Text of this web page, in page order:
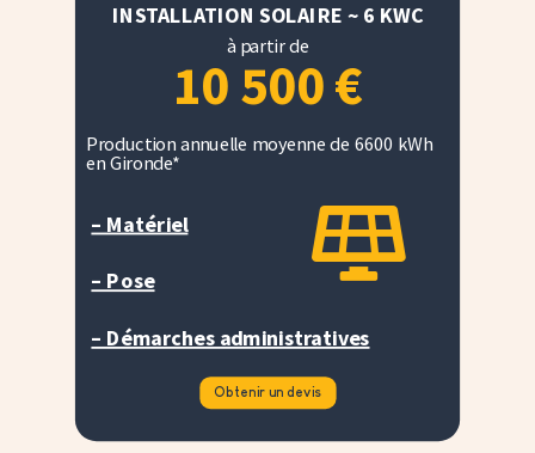
INSTALLATION SOLAIRE ~ 6 KWC
à partir de
10 500€
Production annuelle moyenne de 6600 kWh
en Gironde*

– Matériel
– Pose
– Démarches administratives
Obtenir un devis